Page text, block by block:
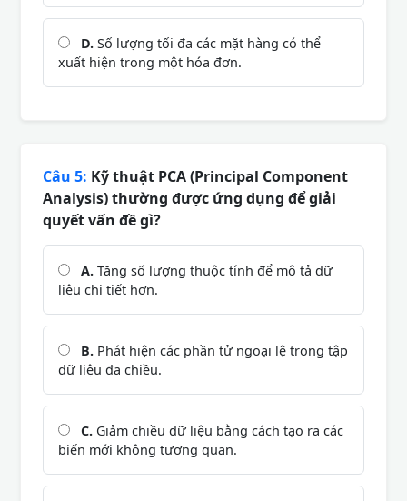
D. Số lượng tối đa các mặt hàng có thể
xuất hiện trong một hóa đơn.
Câu 5: Kỹ thuật PCA (Principal Component
Analysis) thường được ứng dụng để giải
quyết vấn đề gì?
A. Tăng số lượng thuộc tính để mô tả dữ
liệu chi tiết hơn.
B. Phát hiện các phần tử ngoại lệ trong tập
dữ liệu đa chiều.
C. Giảm chiều dữ liệu bằng cách tạo ra các
biến mới không tương quan.